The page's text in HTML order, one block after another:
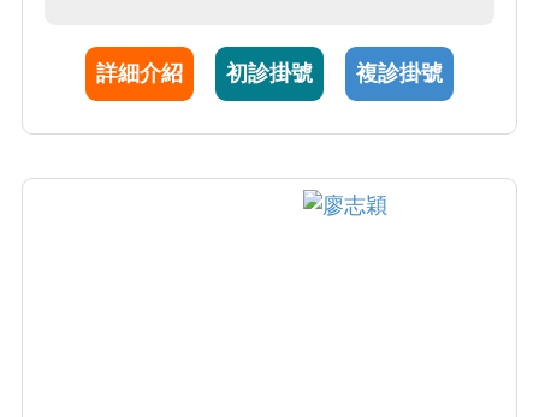
癌以及兒童癌症光子與質子放射治療，並樂於
提供治療評估諮詢以及第二意見。
詳細介紹 初診掛號 複診掛號